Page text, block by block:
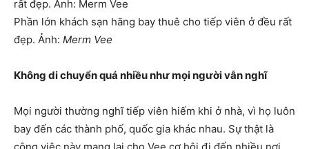
Phần lớn khách sạn hãng bay thuê cho tiếp viên ở đều rất
đẹp. Ảnh: Merm Vee
Không di chuyển quá nhiều như mọi người vẫn nghĩ
Mọi người thường nghĩ tiếp viên hiếm khi ở nhà, vì họ luôn
bay đến các thành phố, quốc gia khác nhau. Sự thật là